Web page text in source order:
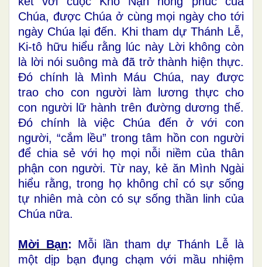
Chúa, được Chúa ở cùng mọi ngày cho tới
ngày Chúa lại đến. Khi tham dự Thánh Lễ,
Ki-tô hữu hiểu rằng lúc này Lời không còn
là lời nói suông mà đã trở thành hiện thực.
Đó chính là Mình Máu Chúa, nay được
trao cho con người làm lương thực cho
con người lữ hành trên đường dương thế.
Đó chính là việc Chúa đến ở với con
người, “cắm lều” trong tâm hồn con người
để chia sẻ với họ mọi nỗi niềm của thân
phận con người. Từ nay, kẻ ăn Mình Ngài
hiểu rằng, trong họ không chỉ có sự sống
tự nhiên mà còn có sự sống thần linh của
Chúa nữa.
Mời Bạn: Mỗi lần tham dự Thánh Lễ là
một dịp bạn đụng chạm với mầu nhiệm